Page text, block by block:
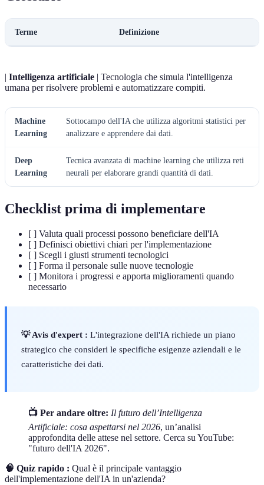
Terme Definizione
| Intelligenza artificiale | Tecnologia che simula l'intelligenza
umana per risolvere problemi e automatizzare compiti.
Machine
Learning
Sottocampo dell'IA che utilizza algoritmi statistici per
analizzare e apprendere dai dati.
Deep
Learning
Tecnica avanzata di machine learning che utilizza reti
neurali per elaborare grandi quantità di dati.
Checklist prima di implementare
[ ] Valuta quali processi possono beneficiare dell'IA
[ ] Definisci obiettivi chiari per l'implementazione
[ ] Scegli i giusti strumenti tecnologici
[ ] Forma il personale sulle nuove tecnologie
[ ] Monitora i progressi e apporta miglioramenti quando
necessario
💡 Avis d'expert : L'integrazione dell'IA richiede un piano
strategico che consideri le specifiche esigenze aziendali e le
caratteristiche dei dati.
📺 Per andare oltre: Il futuro dell’Intelligenza
Artificiale: cosa aspettarsi nel 2026, un’analisi
approfondita delle attese nel settore. Cerca su YouTube:
"futuro dell'IA 2026".
🧠 Quiz rapido : Qual è il principale vantaggio
dell'implementazione dell'IA in un'azienda?